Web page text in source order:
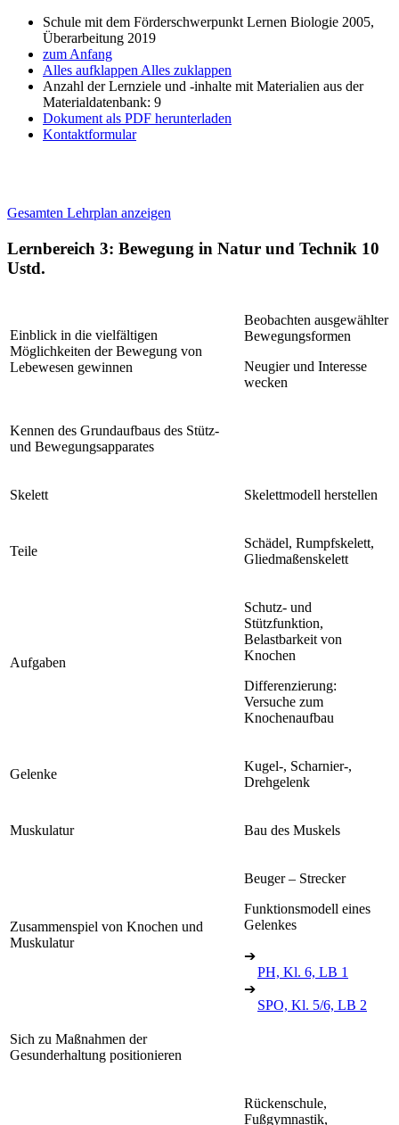
Schule mit dem Förderschwerpunkt Lernen Biologie 2005,
Überarbeitung 2019
zum Anfang
Alles aufklappen Alles zuklappen
Anzahl der Lernziele und -inhalte mit Materialien aus der
Materialdatenbank: 9
Dokument als PDF herunterladen
Kontaktformular
Gesamten Lehrplan anzeigen
Lernbereich 3: Bewegung in Natur und Technik 10
Ustd.
Einblick in die vielfältigen
Möglichkeiten der Bewegung von
Lebewesen gewinnen
Beobachten ausgewählter
Bewegungsformen
Neugier und Interesse
wecken
Kennen des Grundaufbaus des Stütz-
und Bewegungsapparates
Skelett Skelettmodell herstellen
Teile
Schädel, Rumpfskelett,
Gliedmaßenskelett
Aufgaben
Schutz- und
Stützfunktion,
Belastbarkeit von
Knochen
Differenzierung:
Versuche zum
Knochenaufbau
Gelenke
Kugel-, Scharnier-,
Drehgelenk
Muskulatur Bau des Muskels
Zusammenspiel von Knochen und
Muskulatur
Beuger – Strecker
Funktionsmodell eines
Gelenkes
➔
PH, Kl. 6, LB 1
➔
SPO, Kl. 5/6, LB 2
Sich zu Maßnahmen der
Gesunderhaltung positionieren
Rückenschule,
Fußgymnastik,